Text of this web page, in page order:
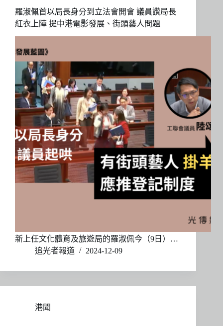
羅淑佩首以局長身分到立法會開會 議員讚局長
紅衣上陣 提中港電影發展、街頭藝人問題
新上任文化體育及旅遊局的羅淑佩今（9日）…
追光者報道
2024-12-09
港聞